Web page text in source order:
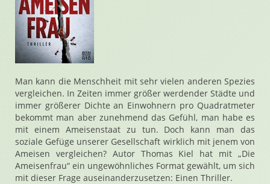
Man kann die Menschheit mit sehr vielen anderen Spezies
vergleichen. In Zeiten immer größer werdender Städte und
immer größerer Dichte an Einwohnern pro Quadratmeter
bekommt man aber zunehmend das Gefühl, man habe es
mit einem Ameisenstaat zu tun. Doch kann man das
soziale Gefüge unserer Gesellschaft wirklich mit jenem von
Ameisen vergleichen? Autor Thomas Kiel hat mit „Die
Ameisenfrau“ ein ungewöhnliches Format gewählt, um sich
mit dieser Frage auseinanderzusetzen: Einen Thriller.